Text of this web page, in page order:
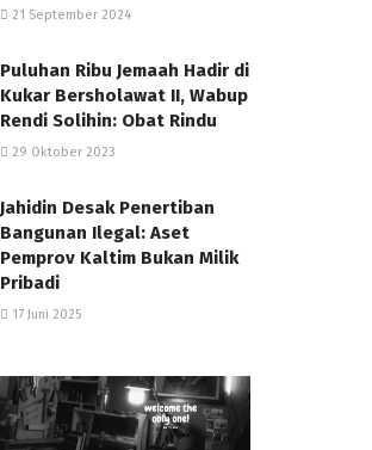
21 September 2024
Puluhan Ribu Jemaah Hadir di
Kukar Bersholawat II, Wabup
Rendi Solihin: Obat Rindu
29 Oktober 2023
Jahidin Desak Penertiban
Bangunan Ilegal: Aset
Pemprov Kaltim Bukan Milik
Pribadi
17 Juni 2025